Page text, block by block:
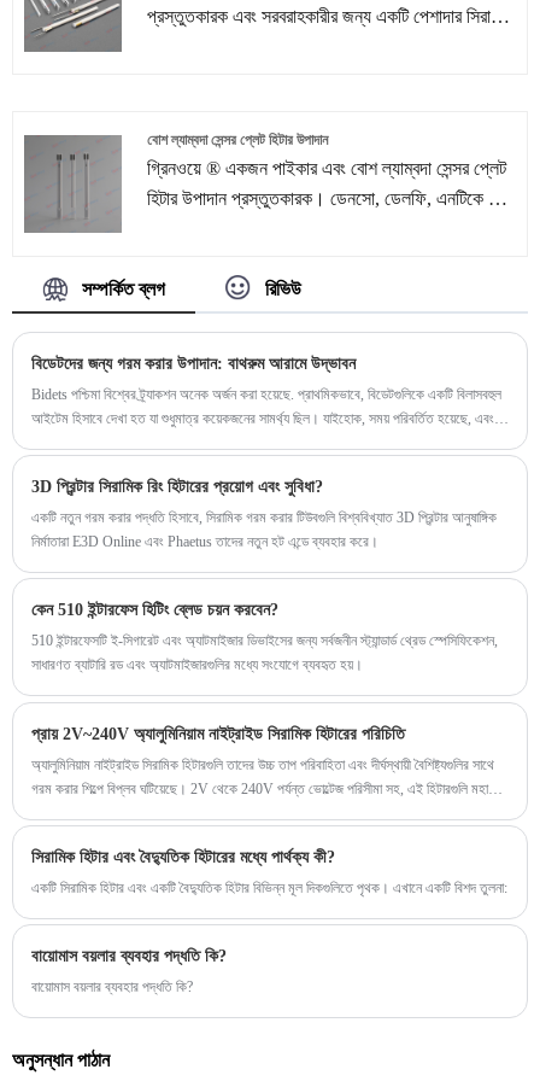
প্রস্তুতকারক এবং সরবরাহকারীর জন্য একটি পেশাদার সিরামিক
নিজস্ব R-এর সহায়তায় গ্রাহকদের অঙ্কন বা নমুনা অনুসারে
গ্রাহকদের বিভিন্ন চাহিদা মেটাতে কাস্টমাইজড গরম করার
উপাদান সমাধান এবং পরিষেবা সরবরাহ করি।
বোশ ল্যাম্বদা সেন্সর প্লেট হিটার উপাদান
গ্রিনওয়ে ® একজন পাইকার এবং বোশ ল্যাম্বদা সেন্সর প্লেট
হিটার উপাদান প্রস্তুতকারক। ডেনসো, ডেলফি, এনটিকে এবং
অক্সিজেনের পরিমাণ নিরীক্ষণের জন্য ডিজাইন করা হয়েছে,
অন্যদিকে সিরামিক হিটার ও 2 সেন্সরে গুরুত্বপূর্ণ ভূমিকা পালন
সম্পর্কিত ব্লগ রিভিউ
বিডেটদের জন্য গরম করার উপাদান: বাথরুম আরামে উদ্ভাবন
Bidets পশ্চিমা বিশ্বের ট্র্যাকশন অনেক অর্জন করা হয়েছে. প্রাথমিকভাবে, বিডেটগুলিকে একটি বিলাসবহুল
আইটেম হিসাবে দেখা হত যা শুধুমাত্র কয়েকজনের সামর্থ্য ছিল। যাইহোক, সময় পরিবর্তিত হয়েছে, এবং
3D প্রিন্টার সিরামিক রিং হিটারের প্রয়োগ এবং সুবিধা?
একটি নতুন গরম করার পদ্ধতি হিসাবে, সিরামিক গরম করার টিউবগুলি বিশ্ববিখ্যাত 3D প্রিন্টার আনুষাঙ্গিক
নির্মাতারা E3D Online এবং Phaetus তাদের নতুন হট এন্ডে ব্যবহার করে।
কেন 510 ইন্টারফেস হিটিং ব্লেড চয়ন করবেন?
510 ইন্টারফেসটি ই-সিগারেট এবং অ্যাটমাইজার ডিভাইসের জন্য সর্বজনীন স্ট্যান্ডার্ড থ্রেড স্পেসিফিকেশন,
সাধারণত ব্যাটারি রড এবং অ্যাটমাইজারগুলির মধ্যে সংযোগে ব্যবহৃত হয়।
প্রায় 2V~240V অ্যালুমিনিয়াম নাইট্রাইড সিরামিক হিটারের পরিচিতি
অ্যালুমিনিয়াম নাইট্রাইড সিরামিক হিটারগুলি তাদের উচ্চ তাপ পরিবাহিতা এবং দীর্ঘস্থায়ী বৈশিষ্ট্যগুলির সাথে
গরম করার শিল্পে বিপ্লব ঘটিয়েছে। 2V থেকে 240V পর্যন্ত ভোল্টেজ পরিসীমা সহ, এই হিটারগুলি মহাকাশ
সিরামিক হিটার এবং বৈদ্যুতিক হিটারের মধ্যে পার্থক্য কী?
একটি সিরামিক হিটার এবং একটি বৈদ্যুতিক হিটার বিভিন্ন মূল দিকগুলিতে পৃথক। এখানে একটি বিশদ তুলনা:
বায়োমাস বয়লার ব্যবহার পদ্ধতি কি?
বায়োমাস বয়লার ব্যবহার পদ্ধতি কি?
অনুসন্ধান পাঠান